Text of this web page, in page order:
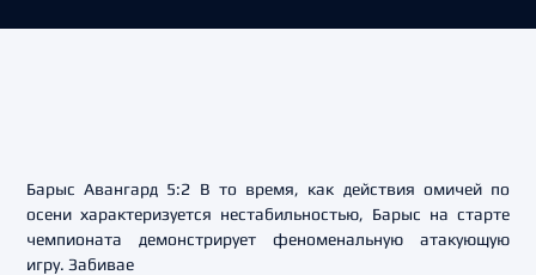
Барыс Авангард 5:2 В то время, как действия омичей по
осени характеризуется нестабильностью, Барыс на старте
чемпионата демонстрирует феноменальную атакующую
игру. Забивае